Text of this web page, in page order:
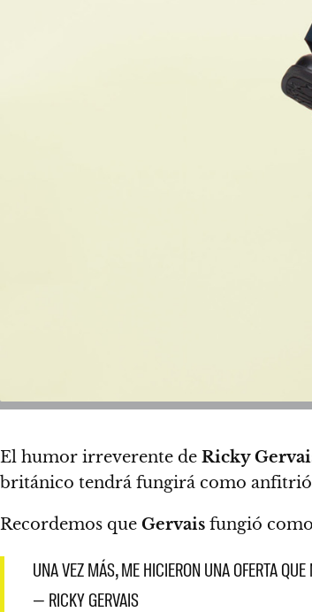
El humor irreverente de Ricky
británico tendrá fungirá como
Recordemos que Gervais fungió
UNA VEZ MÁS, ME HICIERON UNA OFERTA
— RICKY GERVAIS